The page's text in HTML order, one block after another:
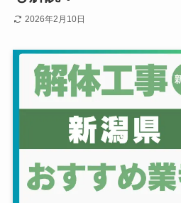
2026年2月10日